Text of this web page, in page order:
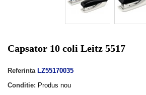
Capsator 10 coli Leitz 5517
Referinta LZ55170035
Conditie: Produs nou